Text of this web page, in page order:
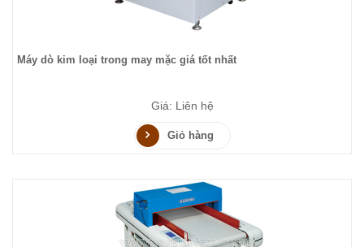
Máy dò kim loại trong may mặc giá tốt nhất
Giá: Liên hệ
Giỏ hàng